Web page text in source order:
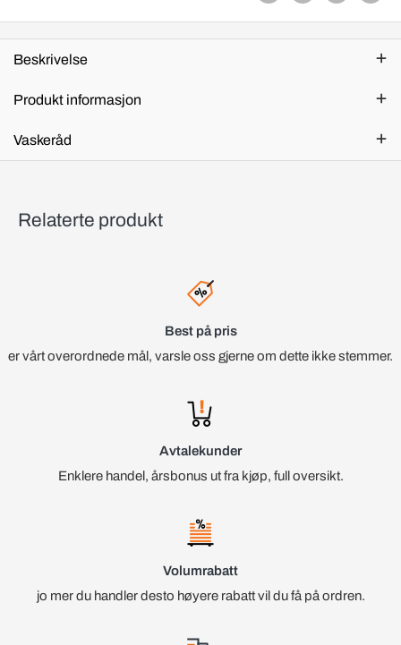
Beskrivelse
Produkt informasjon
Vaskeråd
Relaterte produkt
Best på pris
er vårt overordnede mål, varsle oss gjerne om dette ikke stemmer.
Avtalekunder
Enklere handel, årsbonus ut fra kjøp, full oversikt.
Volumrabatt
jo mer du handler desto høyere rabatt vil du få på ordren.